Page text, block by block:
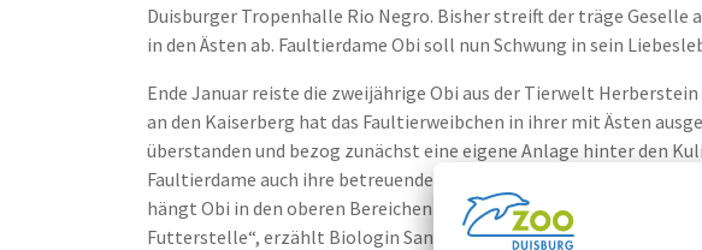
Duisburger Tropenhalle Rio Negro. Bisher streift der träge Geselle
in den Ästen ab. Faultierdame Obi soll nun Schwung in sein
Ende Januar reiste die zweijährige Obi aus der Tierwelt
an den Kaiserberg hat das Faultierweibchen in ihrer mit Ästen
überstanden und bezog zunächst eine eigene Anlage hinter den
Faultierdame auch ihre betreuenden Pfleger kennen – ganz
hängt Obi in den oberen Bereichen der Anlage und kommt nur in der
Futterstelle“, erzählt Biologin Sandra Dollhäupl. Vor allem